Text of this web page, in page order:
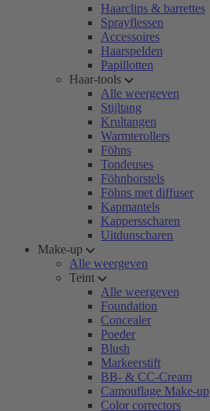
Haarclips & barrettes
Sprayflessen
Accessoires
Haarspelden
Papillotten
Haar-tools
Alle weergeven
Stijltang
Krultangen
Warmterollers
Föhns
Tondeuses
Föhnborstels
Föhns met diffuser
Kapmantels
Kappersscharen
Uitdunscharen
Make-up
Alle weergeven
Teint
Alle weergeven
Foundation
Concealer
Poeder
Blush
Markeerstift
BB- & CC-Cream
Camouflage Make-up
Color correctors